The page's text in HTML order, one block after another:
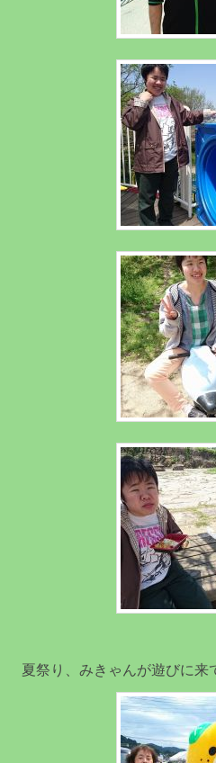
夏祭り、みきゃんが遊びに来